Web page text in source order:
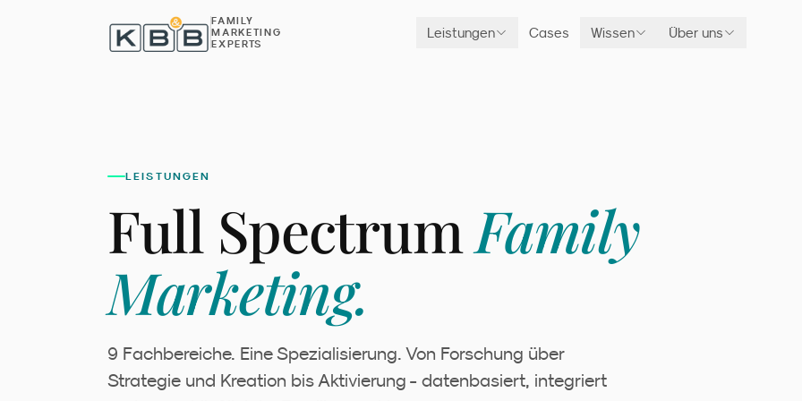
FAMILY
MARKETING
EXPERTS
Leistungen Cases Wissen Über uns
LEISTUNGEN
Full SpectrumFamily
Marketing.
9 Fachbereiche. Eine Spezialisierung. Von Forschung über
Strategie und Kreation bis Aktivierung - datenbasiert, integriert